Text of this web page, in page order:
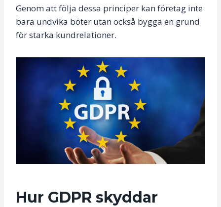
Genom att följa dessa principer kan företag inte
bara undvika böter utan också bygga en grund
för starka kundrelationer.
Hur GDPR skyddar